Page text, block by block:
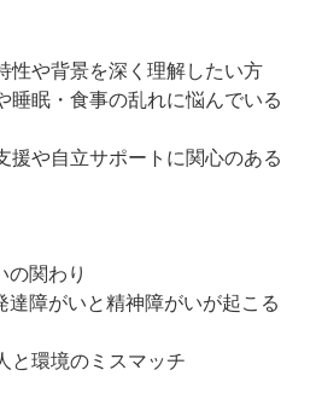
性や背景を深く理解したい方
睡眠・食事の乱れに悩んでいる
援や自立サポートに関心のある
関わり
障がいと精神障がいが起こる
と環境のミスマッチ